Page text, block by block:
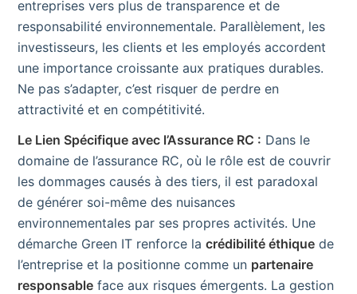
entreprises vers plus de transparence et de
responsabilité environnementale. Parallèlement, les
investisseurs, les clients et les employés accordent
une importance croissante aux pratiques durables.
Ne pas s’adapter, c’est risquer de perdre en
attractivité et en compétitivité.
Le Lien Spécifique avec l’Assurance RC : Dans le
domaine de l’assurance RC, où le rôle est de couvrir
les dommages causés à des tiers, il est paradoxal
de générer soi-même des nuisances
environnementales par ses propres activités. Une
démarche Green IT renforce la crédibilité éthique de
l’entreprise et la positionne comme un partenaire
responsable face aux risques émergents. La gestion